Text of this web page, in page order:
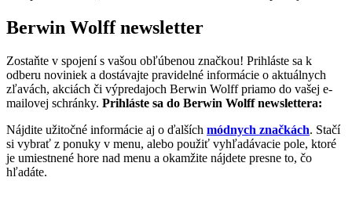
Berwin Wolff newsletter
Zostaňte v spojení s vašou obľúbenou značkou! Prihláste sa k
odberu noviniek a dostávajte pravidelné informácie o aktuálnych
zľavách, akciách či výpredajoch Berwin Wolff priamo do vašej e-
mailovej schránky. Prihláste sa do Berwin Wolff newslettera:
Nájdite užitočné informácie aj o ďalších módnych značkách. Stačí
si vybrať z ponuky v menu, alebo použiť vyhľadávacie pole, ktoré
je umiestnené hore nad menu a okamžite nájdete presne to, čo
hľadáte.